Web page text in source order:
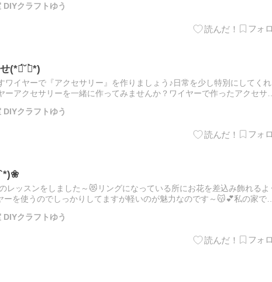
DIYクラフトゆう
(*ฅ́˘ฅ̀*)
ワイヤーで『アクセサリー』を作りましょう♪日常を少し特別にしてくれ
ーアクセサリーを一緒に作ってみませんか？ワイヤーで作ったアクセサリ
DIYクラフトゆう
レッスンをしました～😻リングになっている所にお花を差込み飾れるよ
を使うのでしっかりしてますが軽いのが魅力なのです～😽💕私の家では
DIYクラフトゆう